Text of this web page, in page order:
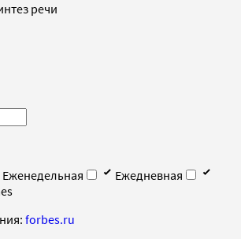
речи
Еженедельная
Ежедневная
forbes.ru